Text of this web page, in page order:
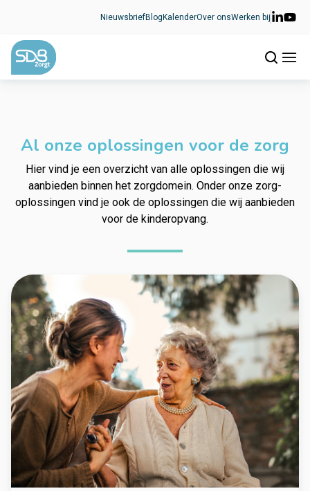
NieuwsbriefBlog KalenderOver onsWerken bij
Al onze oplossingen voor de zorg
Hier vind je een overzicht van alle oplossingen die wij
aanbieden binnen het zorgdomein. Onder onze zorg-
oplossingen vind je ook de oplossingen die wij aanbieden
voor de kinderopvang.